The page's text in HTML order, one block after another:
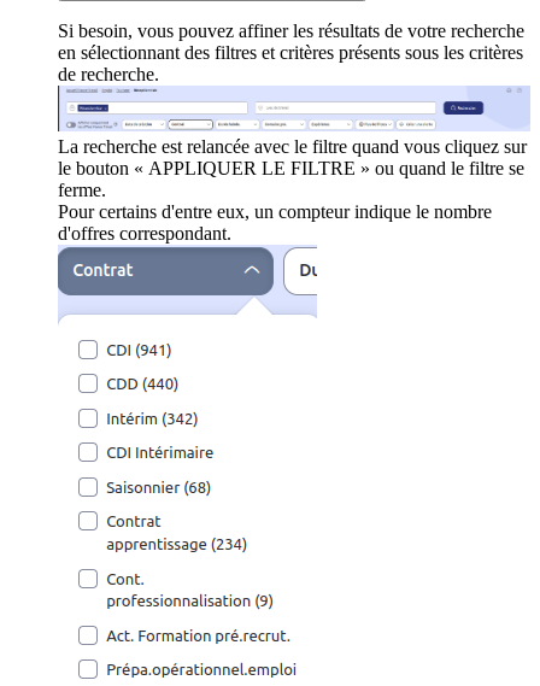
Si besoin, vous pouvez affiner les résultats de votre recherche
en sélectionnant des filtres et critères présents sous les critères
de recherche.
La recherche est relancée avec le filtre quand vous cliquez sur
le bouton « APPLIQUER LE FILTRE » ou quand le filtre se
ferme.
Pour certains d'entre eux, un compteur indique le nombre
d'offres correspondant.